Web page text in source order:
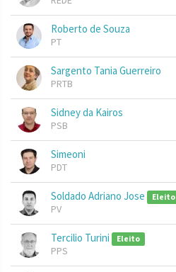
Roberto de Souza
PT
Sargento Tania Guerreiro
PRTB
Sidney da Kairos
PSB
Simeoni
PDT
Soldado Adriano Jose Eleito
PV
Tercilio Turini Eleito
PPS